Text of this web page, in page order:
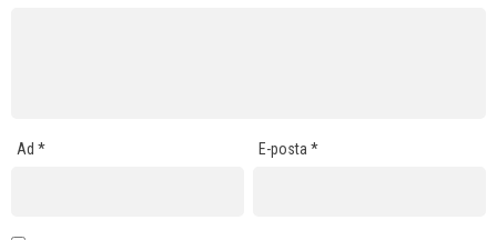
Ad * E-posta*